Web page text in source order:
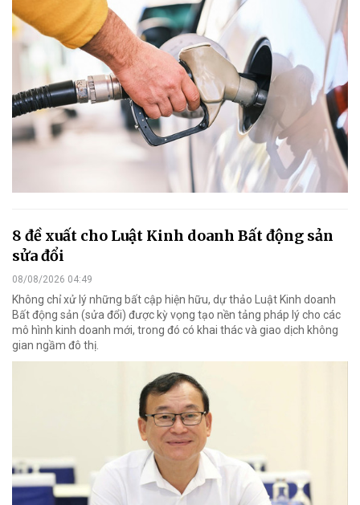
8 đề xuất cho Luật Kinh doanh Bất động sản
sửa đổi
08/08/2026 04:49
Không chỉ xử lý những bất cập hiện hữu, dự thảo Luật Kinh doanh
Bất động sản (sửa đổi) được kỳ vọng tạo nền tảng pháp lý cho các
mô hình kinh doanh mới, trong đó có khai thác và giao dịch không
gian ngầm đô thị.